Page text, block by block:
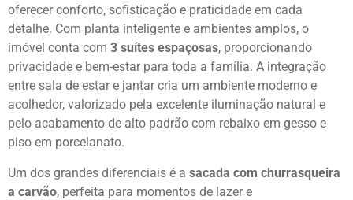
oferecer conforto, sofisticação e praticidade em cada
detalhe. Com planta inteligente e ambientes amplos, o
imóvel conta com 3 suítes espaçosas, proporcionando
privacidade e bem-estar para toda a família. A integração
entre sala de estar e jantar cria um ambiente moderno e
acolhedor, valorizado pela excelente iluminação natural e
pelo acabamento de alto padrão com rebaixo em gesso e
piso em porcelanato.
Um dos grandes diferenciais é a sacada com churrasqueira
a carvão, perfeita para momentos de lazer e